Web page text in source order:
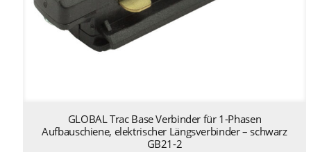
GLOBAL Trac Base Verbinder für 1-Phasen
Aufbauschiene, elektrischer Längsverbinder – schwarz
GB21-2